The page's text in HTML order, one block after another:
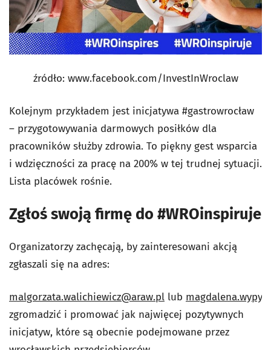
źródło: www.facebook.com/InvestInWroclaw
Kolejnym przykładem jest inicjatywa #gastrowrocław
– przygotowywania darmowych posiłków dla
pracowników służby zdrowia. To piękny gest wsparcia
i wdzięczności za pracę na 200% w tej trudnej sytuacji.
Lista placówek rośnie.
Zgłoś swoją firmę do #WROinspiruje
Organizatorzy zachęcają, by zainteresowani akcją
zgłaszali się na adres:
malgorzata.walichiewicz@araw.pl lub
zgromadzić i promować jak najwięcej pozytywnych
inicjatyw, które są obecnie podejmowane przez